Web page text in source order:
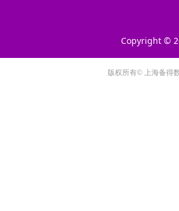
Copyright ©
版权所有© 上海备得